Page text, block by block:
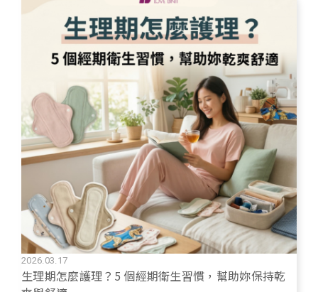
2026.03.17
生理期怎麼護理？5 個經期衛生習慣，幫助妳保持乾